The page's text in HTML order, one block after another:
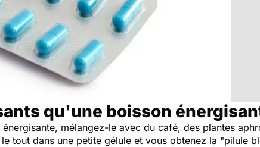
qu'une boisson
mélangez-le avec du café, des plantes
tout dans une petite gélule et vous obtenez la "pilule